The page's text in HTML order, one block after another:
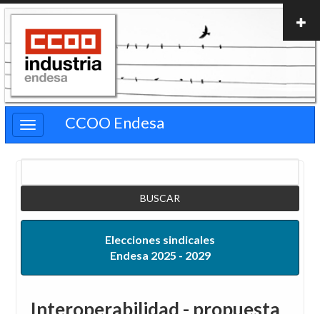
Pasar
contenido
principal
CCOO Endesa
Elecciones sindicales
Endesa 2025 - 2029
Interoperabilidad - propuesta